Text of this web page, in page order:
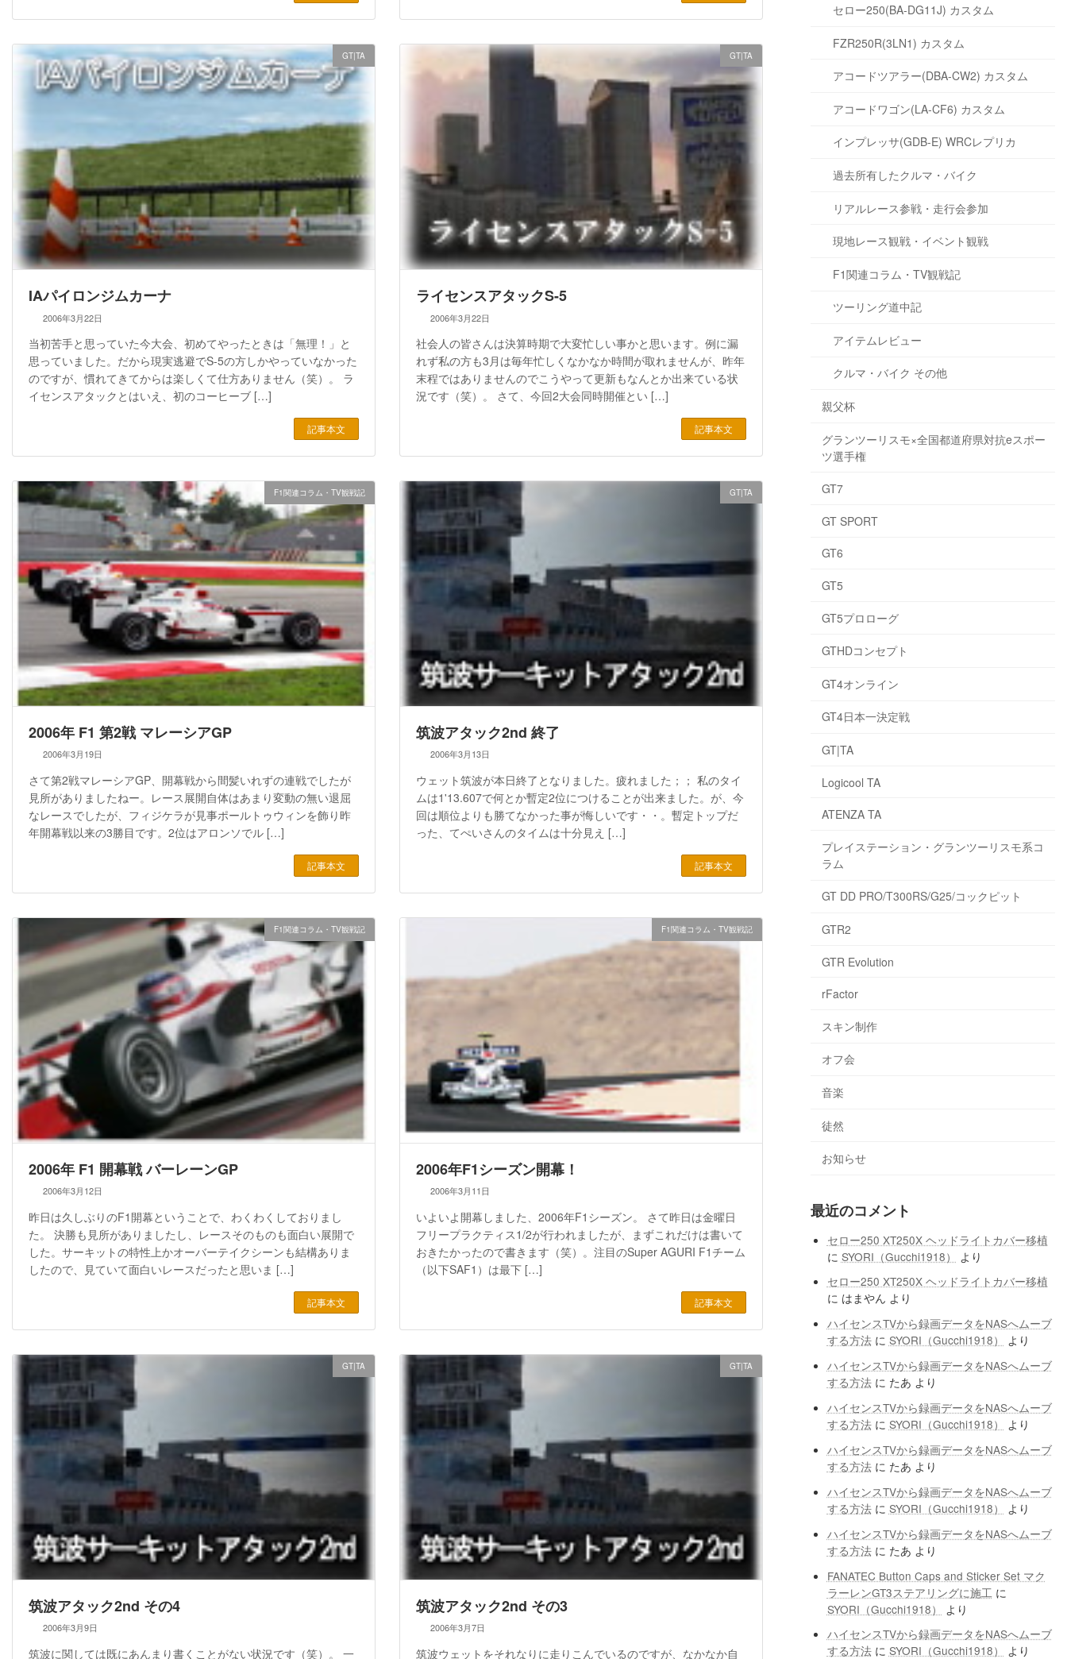
GT|TA
IAパイロンジムカーナ
2006年3月22日
当初苦手と思っていた今大会、初めてやったときは「無理！」と
思っていました。だから現実逃避でS-5の方しかやっていなかった
のですが、慣れてきてからは楽しくて仕方ありません（笑）。 ラ
イセンスアタックとはいえ、初のコーヒーブ […]
記事本文
GT|TA
ライセンスアタックS-5
2006年3月22日
社会人の皆さんは決算時期で大変忙しい事かと思います。例に漏
れず私の方も3月は毎年忙しくなかなか時間が取れませんが、昨年
末程ではありませんのでこうやって更新もなんとか出来ている状
況です（笑）。 さて、今回2大会同時開催とい […]
記事本文
F1関連コラム・TV観戦記
2006年 F1 第2戦 マレーシアGP
2006年3月19日
さて第2戦マレーシアGP、開幕戦から間髪いれずの連戦でしたが
見所がありましたねー。レース展開自体はあまり変動の無い退屈
なレースでしたが、フィジケラが見事ポールトゥウィンを飾り昨
年開幕戦以来の3勝目です。2位はアロンソでル […]
記事本文
GT|TA
筑波アタック2nd 終了
2006年3月13日
ウェット筑波が本日終了となりました。疲れました；； 私のタイ
ムは1'13.607で何とか暫定2位につけることが出来ました。が、今
回は順位よりも勝てなかった事が悔しいです・・。暫定トップだ
った、てぺいさんのタイムは十分見え […]
記事本文
F1関連コラム・TV観戦記
2006年 F1 開幕戦 バーレーンGP
2006年3月12日
昨日は久しぶりのF1開幕ということで、わくわくしておりまし
た。 決勝も見所がありましたし、レースそのものも面白い展開で
した。サーキットの特性上かオーバーテイクシーンも結構ありま
したので、見ていて面白いレースだったと思いま […]
記事本文
F1関連コラム・TV観戦記
2006年F1シーズン開幕！
2006年3月11日
いよいよ開幕しました、2006年F1シーズン。 さて昨日は金曜日
フリープラクティス1/2が行われましたが、まずこれだけは書いて
おきたかったので書きます（笑）。注目のSuper AGURI F1チーム
（以下SAF1）は最下 […]
記事本文
GT|TA
筑波アタック2nd その4
2006年3月9日
筑波に関しては既にあんまり書くことがない状況です（笑）。 一
GT|TA
筑波アタック2nd その3
2006年3月7日
筑波ウェットをそれなりに走りこんでいるのですが、なかなか自
セロー250(BA-DG11J) カスタム
FZR250R(3LN1) カスタム
アコードツアラー(DBA-CW2) カスタム
アコードワゴン(LA-CF6) カスタム
インプレッサ(GDB-E) WRCレプリカ
過去所有したクルマ・バイク
リアルレース参戦・走行会参加
現地レース観戦・イベント観戦
F1関連コラム・TV観戦記
ツーリング道中記
アイテムレビュー
クルマ・バイク その他
親父杯
グランツーリスモ×全国都道府県対抗eスポー
ツ選手権
GT7
GT SPORT
GT6
GT5
GT5プロローグ
GTHDコンセプト
GT4オンライン
GT4日本一決定戦
GT|TA
Logicool TA
ATENZA TA
プレイステーション・グランツーリスモ系コ
ラム
GT DD PRO/T300RS/G25/コックピット
GTR2
GTR Evolution
rFactor
スキン制作
オフ会
音楽
徒然
お知らせ
最近のコメント
セロー250 XT250X ヘッドライトカバー移植
に SYORI（Gucchi1918）
より
セロー250 XT250X ヘッドライトカバー移植
に はまやん より
ハイセンスTVから録画データをNASへムーブ
する方法に SYORI（Gucchi1918）
より
ハイセンスTVから録画データをNASへムーブ
する方法に たあ より
ハイセンスTVから録画データをNASへムーブ
する方法に SYORI（Gucchi1918）
より
ハイセンスTVから録画データをNASへムーブ
する方法に たあ より
ハイセンスTVから録画データをNASへムーブ
する方法に SYORI（Gucchi1918）
より
ハイセンスTVから録画データをNASへムーブ
する方法に たあ より
FANATEC Button Caps and Sticker Set マク
ラーレンGT3ステアリングに施工 に
SYORI（Gucchi1918）
より
ハイセンスTVから録画データをNASへムーブ
する方法に SYORI（Gucchi1918） より